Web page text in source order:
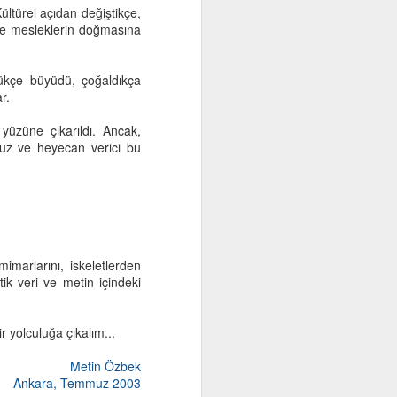
açıdan değiştikçe,
mesleklerin doğmasına
büyüdü, çoğaldıkça
çıkarıldı. Ancak,
ve heyecan verici bu
iskeletlerden
veri ve metin içindeki
yolculuğa çıkalım...
Metin Özbek
Ankara, Temmuz 2003
Yetkin eğitime gelince, zor mu zor
bir kültür başarısı. Yetkin eğitim
döngü.